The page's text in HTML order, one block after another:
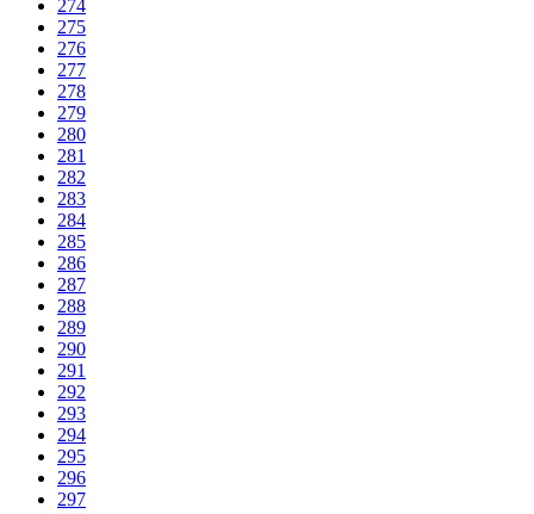
274
275
276
277
278
279
280
281
282
283
284
285
286
287
288
289
290
291
292
293
294
295
296
297